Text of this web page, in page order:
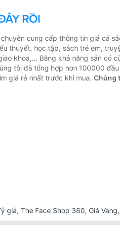
chuyên cung cấp thông tin giá cả
thuyết, học tập, sách trẻ em,
khoa,... Bằng khả năng sẵn có
tôi đã tổng hợp hơn 100000
giá rẻ nhất trước khi mua. Chúng
giá, The Face Shop 360, Giá Vàng,